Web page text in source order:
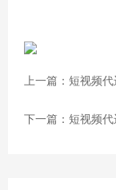
上一篇：短视频
下一篇：短视频